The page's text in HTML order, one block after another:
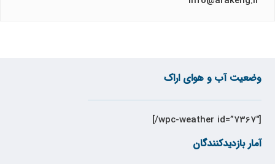
وضعیت آب و هوای اراک
[wpc-weather id=”7367″/]
آمار بازدیدکنندگان